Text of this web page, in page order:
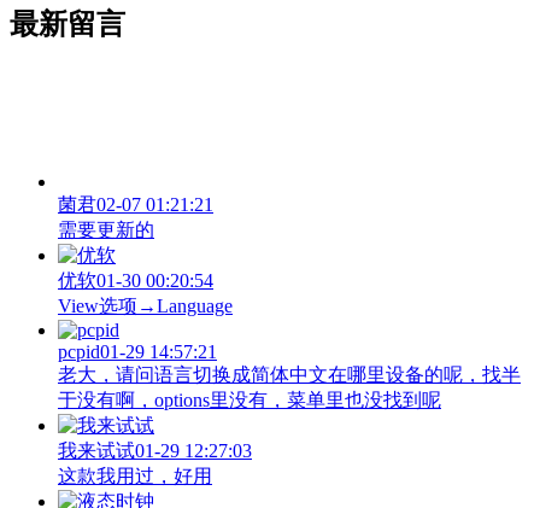
最新留言
菌君02-07 01:21:21
需要更新的
优软01-30 00:20:54
View‌选项→Language
pcpid01-29 14:57:21
老大，请问语言切换成简体中文在哪里设备的呢，找半
于没有啊，options里没有，菜单里也没找到呢
我来试试01-29 12:27:03
这款我用过，好用